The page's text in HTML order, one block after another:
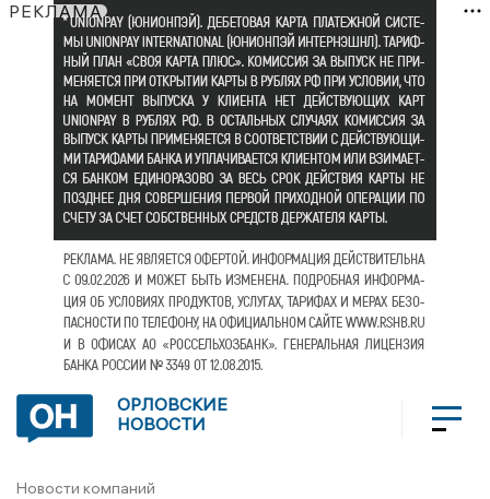
РЕКЛАМА
ОРЛОВСКИЕ
НОВОСТИ
Новости компаний